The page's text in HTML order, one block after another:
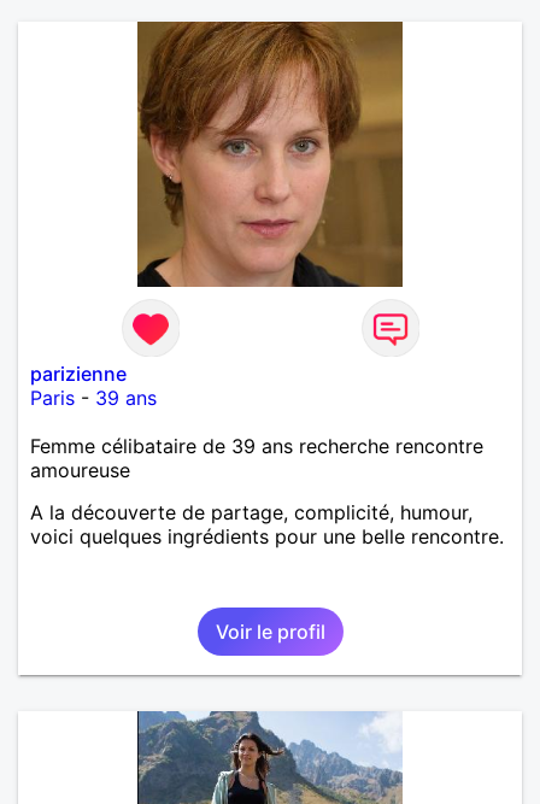
parizienne
Paris - 39 ans
Femme célibataire de 39 ans recherche rencontre
amoureuse
A la découverte de partage, complicité, humour,
voici quelques ingrédients pour une belle rencontre.
Voir le profil